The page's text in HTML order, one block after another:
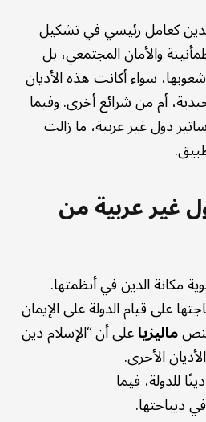
كعامل رئيسي في تشكيل
والأمان المجتمعي، بل
سواء أكانت هذه الأديان
أم من شرائع أخرى. وفيما
دول غير عربية، ما زالت
غير عربية من
مكانة الدين في أنظمتها.
على قيام الدولة على الإيمان
تنصماليزياعلى أن “الإسلام دين
الأخرى.
للدولة، فيما
ديباجتها.